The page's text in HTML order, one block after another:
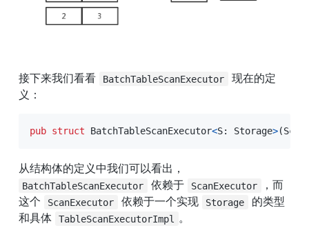
接下来我们看看 BatchTableScanExecutor
现在的定
义：
pub struct BatchTableScanExecutor<S: Storage>(
从结构体的定义中我们可以看出，
BatchTableScanExecutor 依赖于 ScanExecutor
，而
这个
ScanExecutor 依赖于一个实现 Storage
的类型
和具体
TableScanExecutorImpl
。